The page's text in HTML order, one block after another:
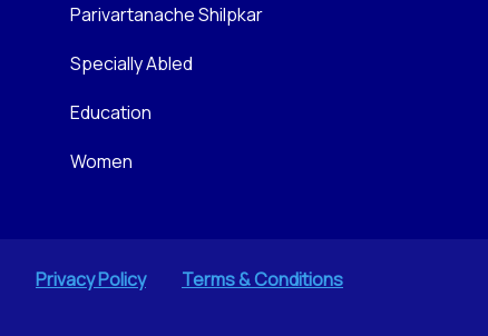
Parivartanache Shilpkar
Specially Abled
Education
Women
Privacy Policy Terms & Conditions